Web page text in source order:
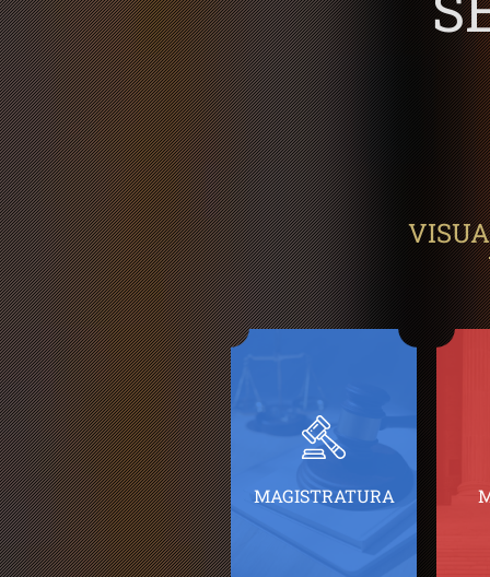
MAGISTRATURA